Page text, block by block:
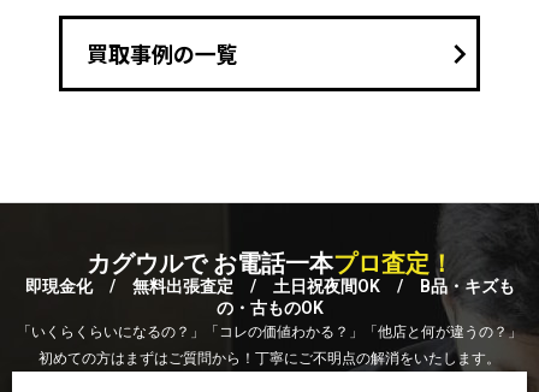
買取事例の一覧 keyboard_arrow_right
カグウルで お電話一本プロ査定！
即現金化 / 無料出張査定 / 土日祝夜間OK / B品・キズも
の・古ものOK
「いくらくらいになるの？」「コレの価値わかる？」「他店と何が違うの？」
初めての方はまずはご質問から！丁寧にご不明点の解消をいたします。